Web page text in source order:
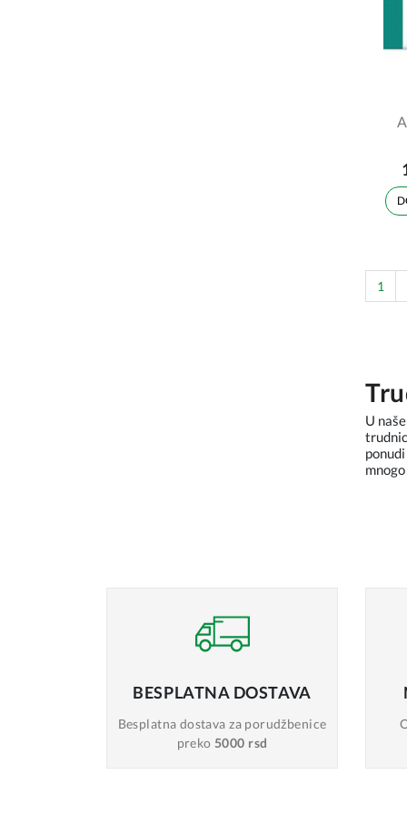
1
U
BESPLATNA DOSTAVA
Besplatna dostavaza porudžbenice
preko 5000 rsd